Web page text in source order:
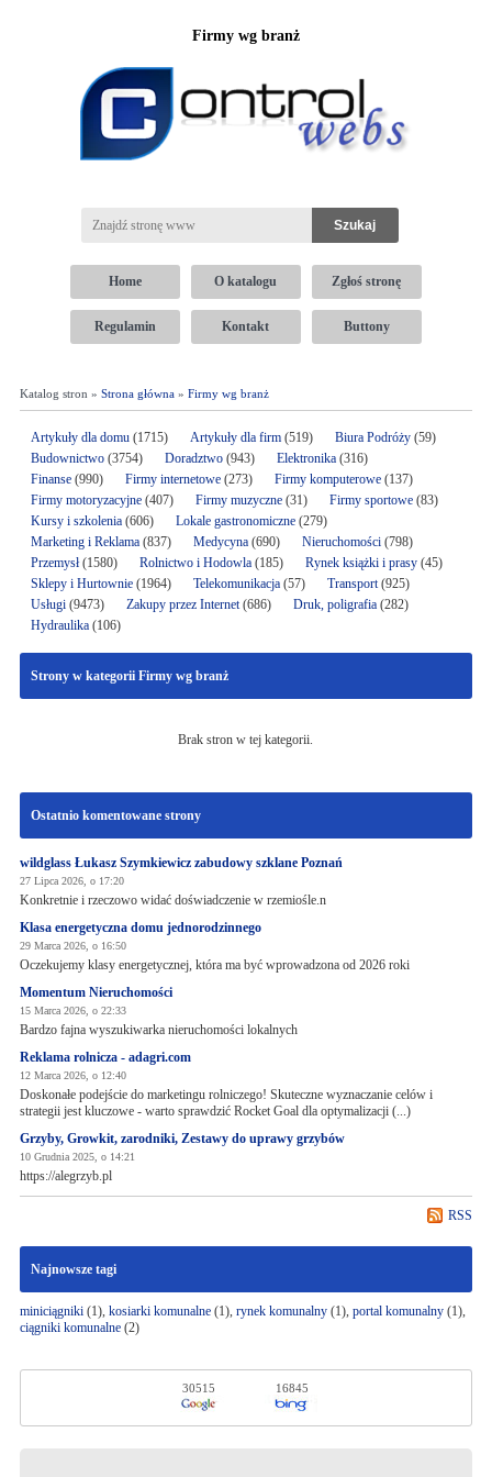
Firmy wg branż
Home O katalogu Zgłoś stronę
Regulamin Kontakt Buttony
Katalog stron » Strona główna» Firmy wg branż
Artykuły dla domu(1715) Artykuły dla firm(519) Biura Podróży(59)
Budownictwo(3754) Doradztwo(943) Elektronika (316)
Finanse(990) Firmy internetowe (273) Firmy komputerowe(137)
Firmy motoryzacyjne(407) Firmy muzyczne(31) Firmy sportowe(83)
Kursy i szkolenia(606) Lokale gastronomiczne(279)
Marketing i Reklama(837) Medycyna(690) Nieruchomości(798)
Przemysł(1580) Rolnictwo i Hodowla(185) Rynek książki i prasy(45)
Sklepy i Hurtownie(1964) Telekomunikacja(57) Transport(925)
Usługi(9473) Zakupy przez Internet(686) Druk, poligrafia(282)
Hydraulika(106)
Strony w kategorii Firmy wg branż
Brak stron w tej kategorii.
Ostatnio komentowane strony
wildglass Łukasz Szymkiewicz zabudowy szklane Poznań
27 Lipca 2026, o 17:20
Konkretnie i rzeczowo widać doświadczenie w rzemiośle.n
Klasa energetyczna domu jednorodzinnego
29 Marca 2026, o 16:50
Oczekujemy klasy energetycznej, która ma być wprowadzona od 2026 roki
Momentum Nieruchomości
15 Marca 2026, o 22:33
Bardzo fajna wyszukiwarka nieruchomości lokalnych
Reklama rolnicza - adagri.com
12 Marca 2026, o 12:40
Doskonałe podejście do marketingu rolniczego! Skuteczne wyznaczanie celów i
strategii jest kluczowe - warto sprawdzić Rocket Goal dla optymalizacji (...)
Grzyby, Growkit, zarodniki, Zestawy do uprawy grzybów
10 Grudnia 2025, o 14:21
https://alegrzyb.pl
RSS
Najnowsze tagi
miniciągniki(1), kosiarki komunalne(1), rynek komunalny(1), portal komunalny(1),
ciągniki komunalne(2)
30515 16845